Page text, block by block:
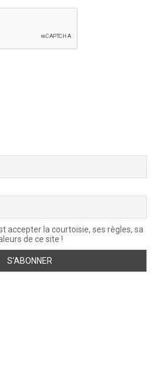
accepter la courtoisie, ses règles, sa
de ce site !